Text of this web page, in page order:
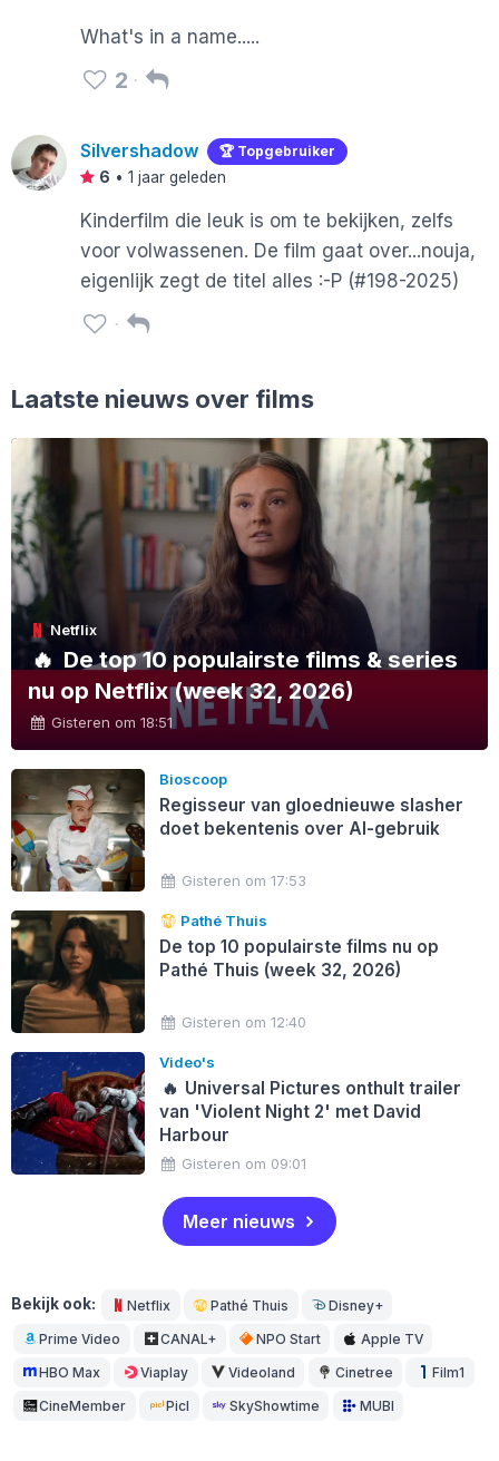
What's in a name.....
2
Silvershadow 🏆 Topgebruiker
6 • 1 jaar geleden
Kinderfilm die leuk is om te bekijken, zelfs
voor volwassenen. De film gaat over...nouja,
eigenlijk zegt de titel alles :-P (#198-2025)
Laatste nieuws over films
Netflix
🔥 De top 10 populairste films & series
nu op Netflix (week 32, 2026)
Gisteren om 18:51
Bioscoop
Regisseur van gloednieuwe slasher
doet bekentenis over AI-gebruik
Gisteren om 17:53
Pathé Thuis
De top 10 populairste films nu op
Pathé Thuis (week 32, 2026)
Gisteren om 12:40
Video's
🔥 Universal Pictures onthult trailer
van 'Violent Night 2' met David
Harbour
Gisteren om 09:01
Meer nieuws
Bekijk ook: Netflix Pathé Thuis Disney+
Prime Video CANAL+ NPO Start Apple TV
HBO Max Viaplay Videoland Cinetree Film1
CineMember Picl SkyShowtime MUBI